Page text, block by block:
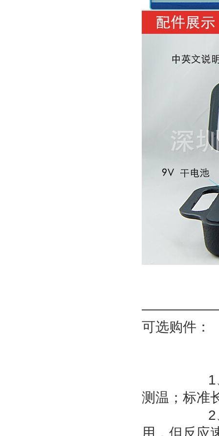
可选购件 ：
1
测温；标准
2
用，但反应